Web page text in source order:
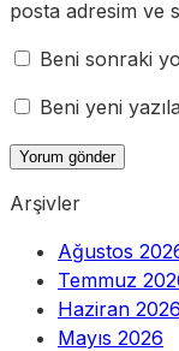
posta adresim ve
Beni sonraki
Beni yeni
Arşivler
Ağustos
Temmuz
Haziran 2026
Mayıs 2026